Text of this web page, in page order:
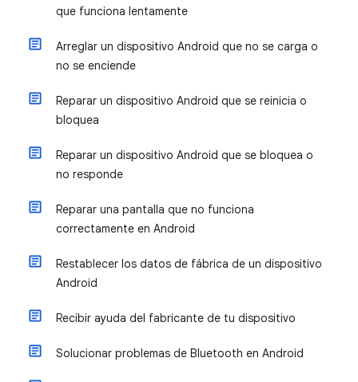
que funciona lentamente
Arreglar un dispositivo Android que no se carga o
no se enciende
Reparar un dispositivo Android que se reinicia o
bloquea
Reparar un dispositivo Android que se bloquea o
no responde
Reparar una pantalla que no funciona
correctamente en Android
Restablecer los datos de fábrica de un dispositivo
Android
Recibir ayuda del fabricante de tu dispositivo
Solucionar problemas de Bluetooth en Android